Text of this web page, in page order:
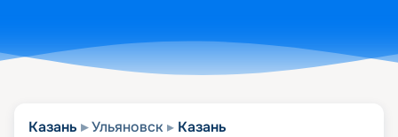
Казань Ульяновск Казань